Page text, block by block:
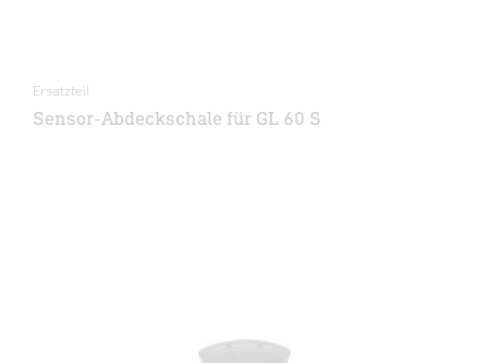
Ersatzteil
Sensor-Abdeckschale für GL 60 S